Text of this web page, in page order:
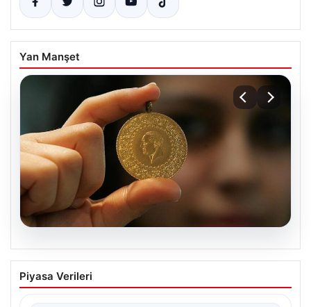
Yan Manşet
06.08.2026
Altın fiyatları canlı grafik 22 Mayıs: Altın
fiyatları ne oldu, düştü mü, çıktı mı?
Piyasa Verileri